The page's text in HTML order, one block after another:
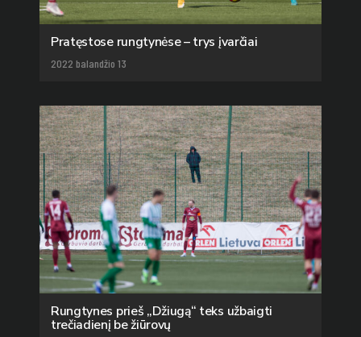
Pratęstose rungtynėse – trys įvarčiai
2022 balandžio 13
Rungtynes prieš „Džiugą“ teks užbaigti
trečiadienį be žiūrovų